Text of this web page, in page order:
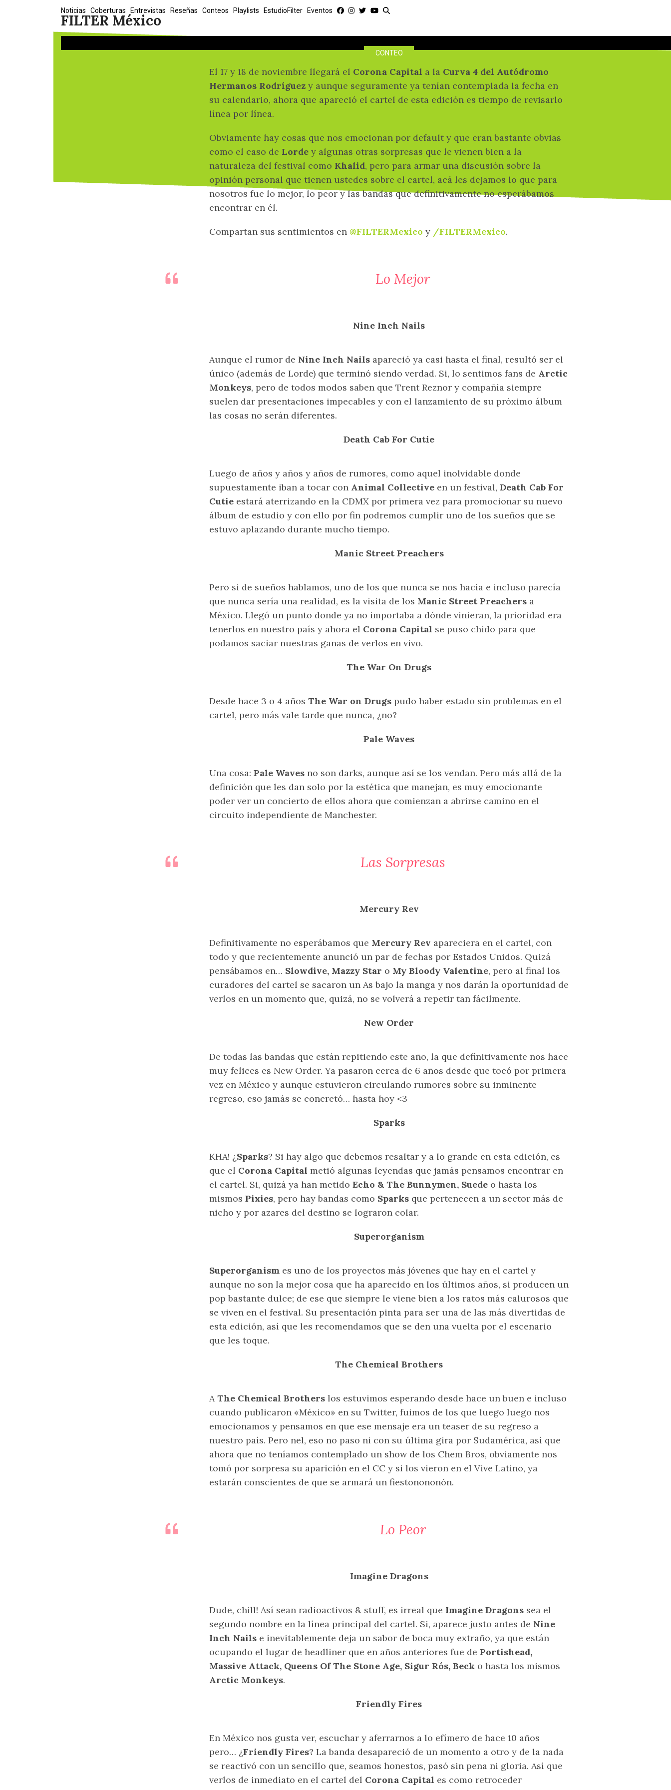
FILTER México
Noticias Coberturas Entrevistas Reseñas Conteos Playlists EstudioFilter Eventos
CONTEO
El 17 y 18 de noviembre llegará el Corona Capital a la Curva 4 del Autódromo
Hermanos Rodríguez y aunque seguramente ya tenían contemplada la fecha en
su calendario, ahora que apareció el cartel de esta edición es tiempo de revisarlo
línea por línea.
Obviamente hay cosas que nos emocionan por default y que eran bastante obvias
como el caso de Lorde y algunas otras sorpresas que le vienen bien a la
naturaleza del festival como Khalid, pero para armar una discusión sobre la
opinión personal que tienen ustedes sobre el cartel, acá les dejamos lo que para
nosotros fue lo mejor, lo peor y las bandas que definitivamente no esperábamos
encontrar en él.
Compartan sus sentimientos en @FILTERMexico y /FILTERMexico.
Lo Mejor
Nine Inch Nails
Aunque el rumor de Nine Inch Nails apareció ya casi hasta el final, resultó ser el
único (además de Lorde) que terminó siendo verdad. Si, lo sentimos fans de Arctic
Monkeys, pero de todos modos saben que Trent Reznor y compañía siempre
suelen dar presentaciones impecables y con el lanzamiento de su próximo álbum
las cosas no serán diferentes.
Death Cab For Cutie
Luego de años y años y años de rumores, como aquel inolvidable donde
supuestamente iban a tocar con Animal Collective en un festival, Death Cab For
Cutie estará aterrizando en la CDMX por primera vez para promocionar su nuevo
álbum de estudio y con ello por fin podremos cumplir uno de los sueños que se
estuvo aplazando durante mucho tiempo.
Manic Street Preachers
Pero si de sueños hablamos, uno de los que nunca se nos hacía e incluso parecía
que nunca sería una realidad, es la visita de los Manic Street Preachers a
México. Llegó un punto donde ya no importaba a dónde vinieran, la prioridad era
tenerlos en nuestro país y ahora el Corona Capital se puso chido para que
podamos saciar nuestras ganas de verlos en vivo.
The War On Drugs
Desde hace 3 o 4 años The War on Drugs pudo haber estado sin problemas en el
cartel, pero más vale tarde que nunca, ¿no?
Pale Waves
Una cosa: Pale Waves no son darks, aunque así se los vendan. Pero más allá de la
definición que les dan solo por la estética que manejan, es muy emocionante
poder ver un concierto de ellos ahora que comienzan a abrirse camino en el
circuito independiente de Manchester.
Las Sorpresas
Mercury Rev
Definitivamente no esperábamos que Mercury Rev apareciera en el cartel, con
todo y que recientemente anunció un par de fechas por Estados Unidos. Quizá
pensábamos en… Slowdive, Mazzy Star o My Bloody Valentine, pero al final los
curadores del cartel se sacaron un As bajo la manga y nos darán la oportunidad de
verlos en un momento que, quizá, no se volverá a repetir tan fácilmente.
New Order
De todas las bandas que están repitiendo este año, la que definitivamente nos hace
muy felices es New Order. Ya pasaron cerca de 6 años desde que tocó por primera
vez en México y aunque estuvieron circulando rumores sobre su inminente
regreso, eso jamás se concretó… hasta hoy <3
Sparks
KHA! ¿Sparks? Si hay algo que debemos resaltar y a lo grande en esta edición, es
que el Corona Capital metió algunas leyendas que jamás pensamos encontrar en
el cartel. Si, quizá ya han metido Echo & The Bunnymen, Suede o hasta los
mismos Pixies, pero hay bandas como Sparks que pertenecen a un sector más de
nicho y por azares del destino se lograron colar.
Superorganism
Superorganism es uno de los proyectos más jóvenes que hay en el cartel y
aunque no son la mejor cosa que ha aparecido en los últimos años, si producen un
pop bastante dulce; de ese que siempre le viene bien a los ratos más calurosos que
se viven en el festival. Su presentación pinta para ser una de las más divertidas de
esta edición, así que les recomendamos que se den una vuelta por el escenario
que les toque.
The Chemical Brothers
AThe Chemical Brothers los estuvimos esperando desde hace un buen e incluso
cuando publicaron «México» en su Twitter, fuimos de los que luego luego nos
emocionamos y pensamos en que ese mensaje era un teaser de su regreso a
nuestro país. Pero nel, eso no paso ni con su última gira por Sudamérica, así que
ahora que no teníamos contemplado un show de los Chem Bros, obviamente nos
tomó por sorpresa su aparición en el CC y si los vieron en el Vive Latino, ya
estarán conscientes de que se armará un fiestonononón.
Lo Peor
Imagine Dragons
Dude, chill! Así sean radioactivos & stuff, es irreal que Imagine Dragons sea el
segundo nombre en la línea principal del cartel. Si, aparece justo antes de Nine
Inch Nails e inevitablemente deja un sabor de boca muy extraño, ya que están
ocupando el lugar de headliner que en años anteriores fue de Portishead,
Massive Attack, Queens Of The Stone Age, Sigur Rós, Beck o hasta los mismos
Arctic Monkeys.
Friendly Fires
En México nos gusta ver, escuchar y aferrarnos a lo efímero de hace 10 años
pero… ¿Friendly Fires? La banda desapareció de un momento a otro y de la nada
se reactivó con un sencillo que, seamos honestos, pasó sin pena ni gloria. Así que
verlos de inmediato en el cartel del Corona Capital es como retroceder